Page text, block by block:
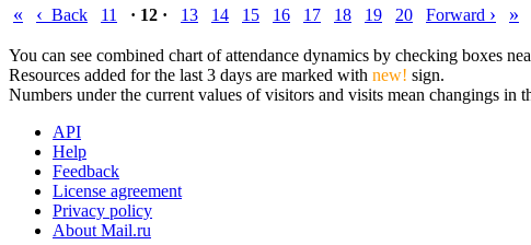
« ‹ Back 11 · 12 · 13 14 15 16 17 18 19 20 Forward › »
You can see combined chart of attendance dynamics by checking boxes
Resources added for the last 3 days are marked with new! sign.
Numbers under the current values of visitors and visits mean changings in
API
Help
Feedback
License agreement
Privacy policy
About Mail.ru